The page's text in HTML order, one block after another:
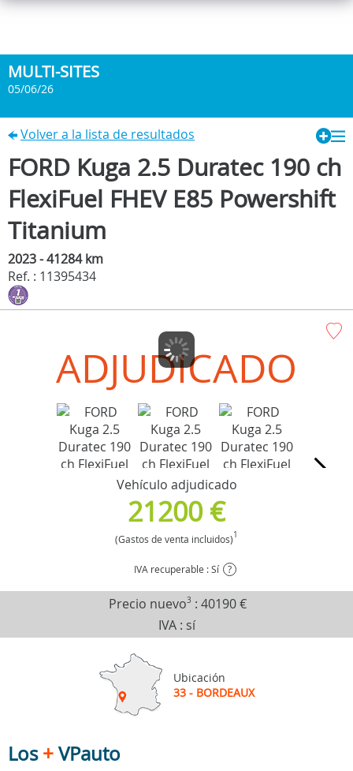
MULTI-SITES
05/06/26
Volver a la lista de resultados
FORD Kuga 2.5 Duratec 190 ch
FlexiFuel FHEV E85 Powershift
Titanium
2023 - 41284 km
Ref. : 11395434
ADJUDICADO
Vehículo adjudicado
21200 €
(Gastos de venta incluidos)1
IVA recuperable : Sí ?
Precio nuevo3 : 40190 €
IVA : sí
Ubicación
33 - BORDEAUX
Los+VPauto